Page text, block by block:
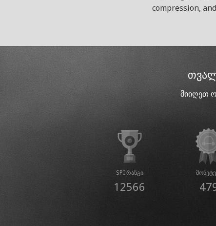
compression,
მიიღეთ
SPI რანგი
12566